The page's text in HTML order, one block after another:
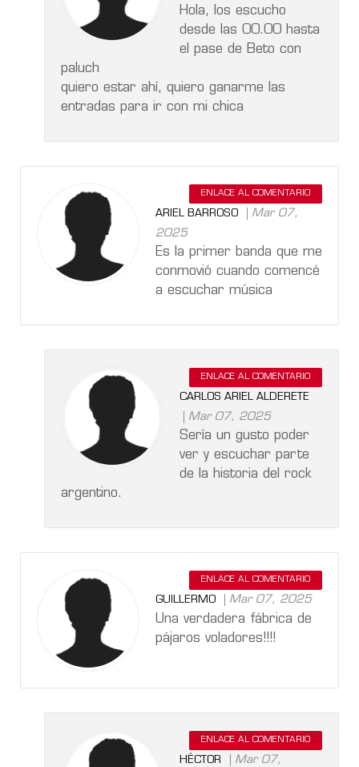
Hola, los escucho
desde las 00.00 hasta
el pase de Beto con
paluch
quiero estar ahí, quiero ganarme las
entradas para ir con mi chica
ENLACE AL COMENTARIO
ARIEL BARROSO
Mar 07,
2025
Es la primer banda que me
conmovió cuando comencé
a escuchar música
ENLACE AL COMENTARIO
CARLOS ARIEL ALDERETE
Mar 07, 2025
Sería un gusto poder
ver y escuchar parte
de la historia del rock
argentino.
ENLACE AL COMENTARIO
GUILLERMO Mar 07, 2025
Una verdadera fábrica de
pájaros voladores!!!!
ENLACE AL COMENTARIO
HÉCTOR
Mar 07,